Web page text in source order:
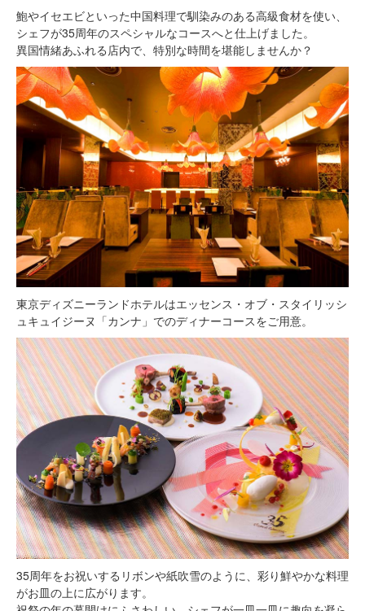
鮑やイセエビといった中国料理で馴染みのある高級食材を使い、
シェフが35周年のスペシャルなコースへと仕上げました。
異国情緒あふれる店内で、特別な時間を堪能しませんか？
東京ディズニーランドホテルはエッセンス・オブ・スタイリッシ
ュキュイジーヌ「カンナ」でのディナーコースをご用意。
35周年をお祝いするリボンや紙吹雪のように、彩り鮮やかな料理
がお皿の上に広がります。